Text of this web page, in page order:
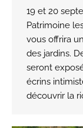
19 et 20
Patrimoine
vous offrira
des jardins.
seront
écrins
découvrir la